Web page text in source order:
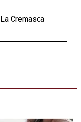
Cremasca